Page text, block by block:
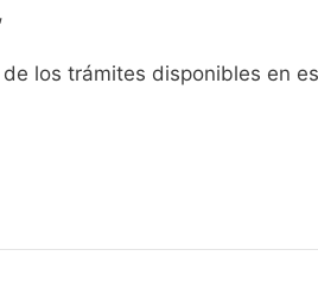
los trámites disponibles en